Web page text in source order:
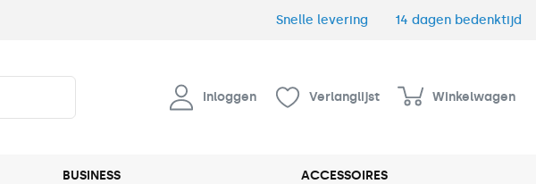
Snelle levering 14 dagen bedenktijd
Inloggen Verlanglijst Winkelwagen
BUSINESS ACCESSOIRES